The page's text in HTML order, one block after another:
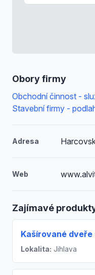
Obory firmy
Obchodní činnost -
Stavební firmy -
Adresa
Web
Zajímavé
Kašírované dveře
Lokalita: Jihlava